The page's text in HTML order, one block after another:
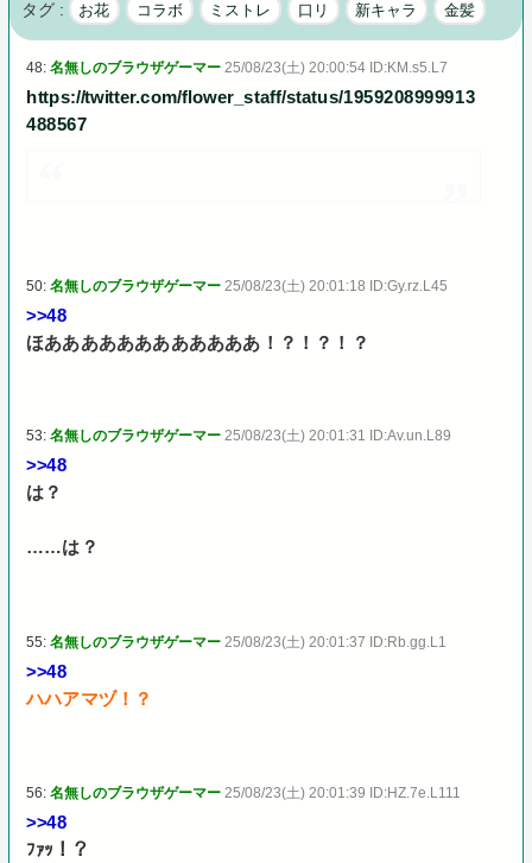
タグ :
お花 コラボ ミストレ 口リ 新キャラ 金髪
48:名無しのブラウザゲーマー 25/08/23(土) 20:00:54 ID:KM.s5.L7
https://twitter.com/flower_staff/status/1959208999913
488567
50:名無しのブラウザゲーマー 25/08/23(土) 20:01:18 ID:Gy.rz.L45
>>48
ほああああああああああああ！？！？！？
53:名無しのブラウザゲーマー 25/08/23(土) 20:01:31 ID:Av.un.L89
>>48
は？
……は？
55:名無しのブラウザゲーマー 25/08/23(土) 20:01:37 ID:Rb.gg.L1
>>48
ハハアマヅ！？
56:名無しのブラウザゲーマー 25/08/23(土) 20:01:39 ID:HZ.7e.L111
>>48
ﾌｧｯ！？